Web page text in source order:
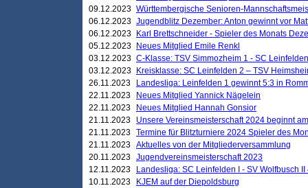
09.12.2023 Württembergische Senioren-
06.12.2023 Jugendblitz Dezember: Anton gewinnt vor
06.12.2023
Karl Brettschneider - Spieler des Monats
05.12.2023
Neues Mitglied Emile Renkl
03.12.2023 C-Klasse: TSV Simmozheim 1 - SC
03.12.2023
Kreisklasse: SC Leinfelden 2 – TSV
26.11.2023
Landesliga: Leinfelden 1 gewinnt 5:3 in
22.11.2023
Neues Mitglied Yannick Nägelein
22.11.2023
Neues Mitglied Hannah Gonsior
21.11.2023
Unsere Vereinsmeisterschaft 2024 beginnt
21.11.2023 Termine für Blitzturniere 2024 Spieler des
21.11.2023 Aktuelles von der Mitgliederversammlung
20.11.2023 Jugendvereinsmeisterschaft 2023
12.11.2023
Landesliga: SC Leinfelden I - SV Wolfbusch II
10.11.2023
KJEM auf der Diepoldsburg